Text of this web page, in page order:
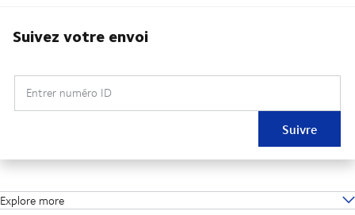
Suivez votre envoi
Entrer numéro ID
Suivre
Explore more